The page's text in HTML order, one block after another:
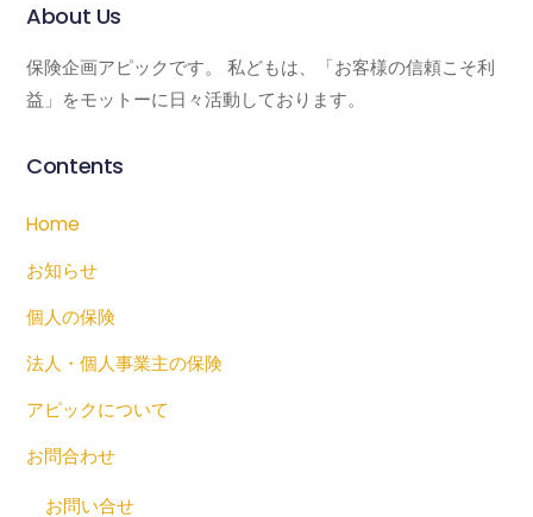
About Us
保険企画アピックです。 私どもは、「お客様の信頼こそ利
益」をモットーに日々活動しております。
Contents
Home
お知らせ
個人の保険
法人・個人事業主の保険
アピックについて
お問合わせ
お問い合せ